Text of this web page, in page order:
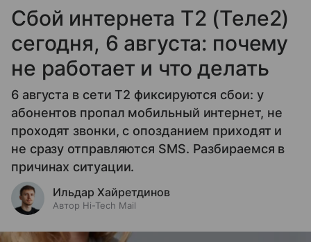
Сбой интернета T2 (Теле2)
сегодня, 6 августа: почему
не работает и что делать
6 августа в сети T2 фиксируются сбои: у
абонентов пропал мобильный интернет, не
проходят звонки, с опозданием приходят и
не сразу отправляются SMS. Разбираемся в
причинах ситуации.
Ильдар Хайретдинов
Автор Hi-Tech Mail